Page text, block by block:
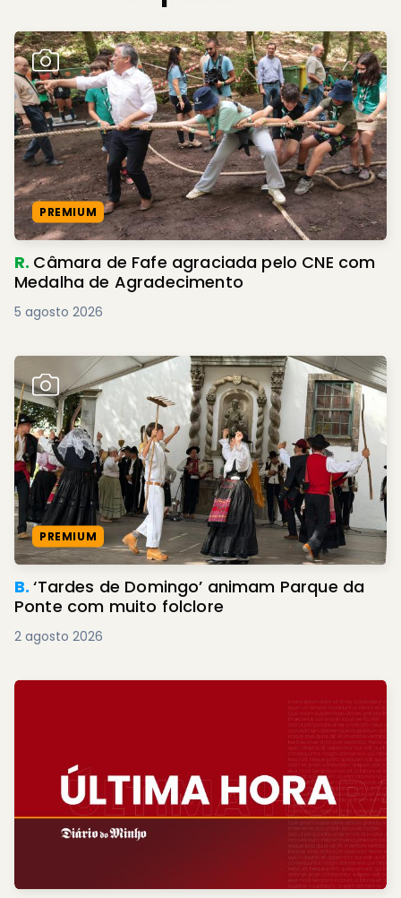
PREMIUM
R. Câmara de Fafe agraciada pelo CNE com
Medalha de Agradecimento
5 agosto 2026
PREMIUM
B.‘Tardes de Domingo’ animam Parque da
Ponte com muito folclore
2 agosto 2026